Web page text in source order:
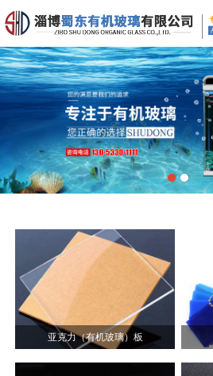
亚克力（有机玻璃）板